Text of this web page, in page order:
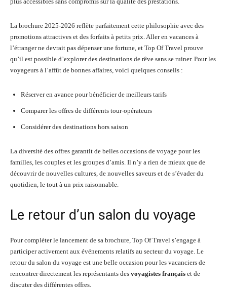
La brochure 2025-2026 reflète parfaitement cette philosophie avec des
promotions attractives et des forfaits à petits prix. Aller en vacances à
l’étranger ne devrait pas dépenser une fortune, et Top Of Travel prouve
qu’il est possible d’explorer des destinations de rêve sans se ruiner. Pour les
voyageurs à l’affût de bonnes affaires, voici quelques conseils :
Réserver en avance pour bénéficier de meilleurs tarifs
Comparer les offres de différents tour-opérateurs
Considérer des destinations hors saison
La diversité des offres garantit de belles occasions de voyage pour les
familles, les couples et les groupes d’amis. Il n’y a rien de mieux que de
découvrir de nouvelles cultures, de nouvelles saveurs et de s’évader du
quotidien, le tout à un prix raisonnable.
Le retour d’un salon du voyage
Pour compléter le lancement de sa brochure, Top Of Travel s’engage à
participer activement aux événements relatifs au secteur du voyage. Le
retour du salon du voyage est une belle occasion pour les vacanciers de
rencontrer directement les représentants des voyagistes français et de
discuter des différentes offres.